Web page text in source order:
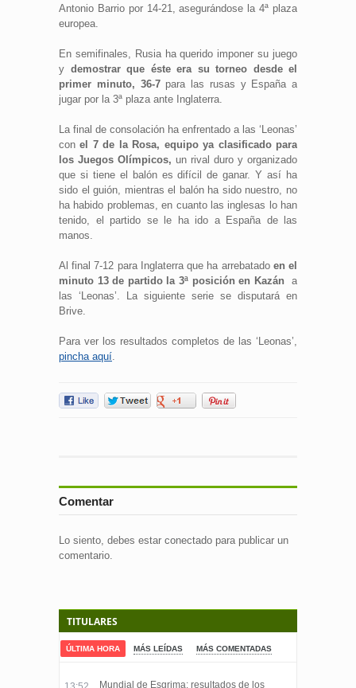
Antonio Barrio por 14-21, asegurándose la 4ª plaza
europea.
En semifinales, Rusia ha querido imponer su juego
y demostrar que éste era su torneo desde el
primer minuto, 36-7para las rusas y España a
jugar por la 3ª plaza ante Inglaterra.
La final de consolación ha enfrentado a las ‘Leonas’
conel 7 de la Rosa, equipo ya clasificado para
los Juegos Olímpicos, un rival duro y organizado
que si tiene el balón es difícil de ganar. Y así ha
sido el guión, mientras el balón ha sido nuestro, no
ha habido problemas, en cuanto las inglesas lo han
tenido, el partido se le ha ido a España de las
manos.
Al final 7-12 para Inglaterra que ha arrebatado en el
minuto 13 de partido la 3ª posición en Kazán a
las ‘Leonas’. La siguiente serie se disputará en
Brive.
Para ver los resultados completos de las ‘Leonas’,
pincha aquí.
Comentar
Lo siento, debes estar conectado para publicar un
comentario.
TITULARES
ÚLTIMA HORA MÁS LEÍDAS MÁS COMENTADAS
Mundial de Esgrima: resultados de los